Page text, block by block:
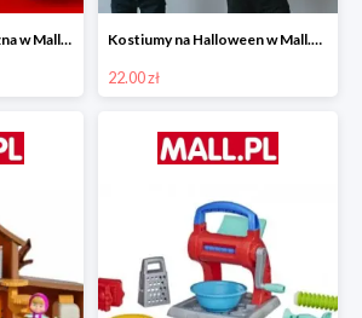
Wyprzedaż noworoczna w Mall.pl do -70% Kostiumy na Halloween w Mall.pl od 22 zł
22.00 zł